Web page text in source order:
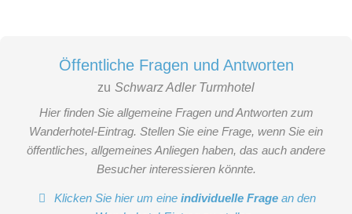
Öffentliche Fragen und Antworten
zu Schwarz Adler Turmhotel
Hier finden Sie allgemeine Fragen und Antworten zum
Wanderhotel-Eintrag. Stellen Sie eine Frage, wenn Sie ein
öffentliches, allgemeines Anliegen haben, das auch andere
Besucher interessieren könnte.
Klicken Sie hier um eineindividuelle Frage an den